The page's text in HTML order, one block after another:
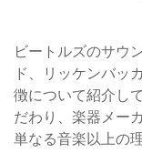
ビートルズのサウ
ド、リッケンバッ
徴について紹介し
だわり、楽器メー
単なる音楽以上の